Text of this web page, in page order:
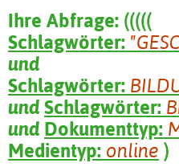
Ihre Abfrage: (((((
Schlagwörter:
und
Schlagwörter:
und Schlagwörter:
und Dokumenttyp:
Medientyp: online )